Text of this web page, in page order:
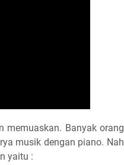
memuaskan. Banyak orang
musik dengan piano. Nah
yaitu :